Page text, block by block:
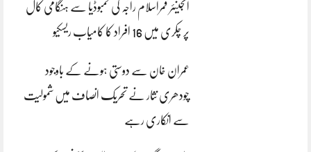
انجینئر قمراسلام راجہ کی کمبوڈیا سے ہنگامی کال
پر چکری میں 16 افراد کا کامیاب ریسکیو
عمران خان سے دوستی ہونے کے باوجود
چودھری نثار نے تحریک انصاف میں شمولیت
سے انکاری رہے